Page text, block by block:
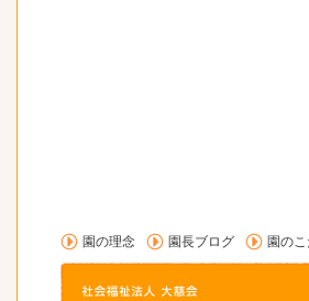
園の理念 園長ブログ 園の